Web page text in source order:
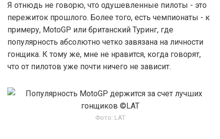
Я отнюдь не говорю, что одушевленные пилоты - это
пережиток прошлого. Более того, есть чемпионаты - к
примеру, MotoGP или британский Туринг, где
популярность абсолютно четко завязана на личности
гонщика. К тому же, мне не нравится, когда говорят,
что от пилотов уже почти ничего не зависит.
Фото: LAT